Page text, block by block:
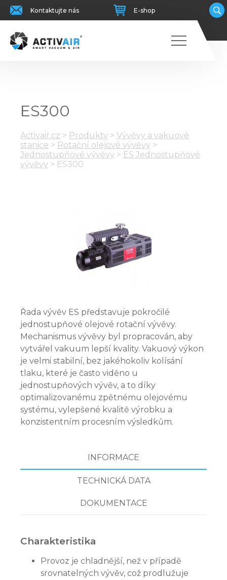
Kontaktujte nás E-shop
ES300
Activair.cz > Produkty > Vývěvy a vakuové
stanice > Rotační olejové vývěvy >
Jednostupňové vývěvy > ES Jednostupňové
vývěvy > ES300
Řada vývěv ES představuje pokročilé
jednostupňové olejové rotační vývěvy.
Mechanismus vývěvy byl propracován, aby
vytvářel vakuum lepší kvality. Vakuový výkon
je velmi stabilní, bez jakéhokoliv kolísání
tlaku, které je často viděno u
jednostupňových vývěv, a to díky
optimalizovanému zpětnému olejovému
systému, vylepšené kvalitě výrobku a
konzistentním procesním výsledkům.
INFORMACE
TECHNICKÁ DATA
DOKUMENTACE
Charakteristika
Provoz je chladnější, než v případě
srovnatelných vývěv, což prodlužuje